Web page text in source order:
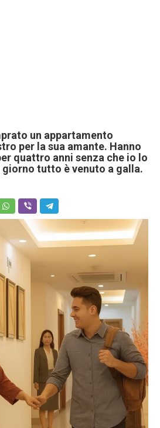
un appartamento
per la sua amante. Hanno
quattro anni senza che io lo
tutto è venuto a galla.